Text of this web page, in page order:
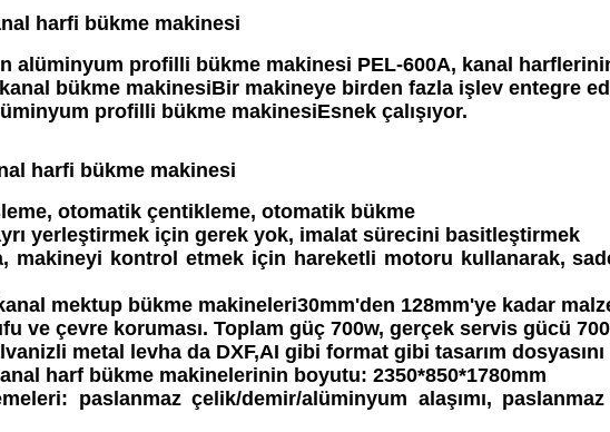
harfi bükme makinesi
alüminyum profilli bükme makinesi PEL-600A, kanal
kanal bükme makinesiBir makineye birden fazla işlev entegre
profilli bükme makinesiEsnek çalışıyor.
harfi bükme makinesi
otomatik çentikleme, otomatik bükme
yerleştirmek için gerek yok, imalat sürecini basitleştirmek
makineyi kontrol etmek için hareketli motoru kullanarak,
mektup bükme makineleri30mm'den 128mm'ye kadar
ve çevre koruması. Toplam güç 700w, gerçek servis gücü
metal levha da DXF,AI gibi format gibi tasarım
harf bükme makinelerinin boyutu: 2350*850*1780mm
paslanmaz çelik/demir/alüminyum alaşımı,